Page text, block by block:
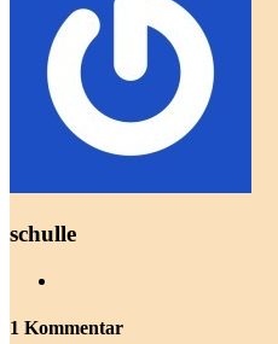
schulle
1 Kommentar